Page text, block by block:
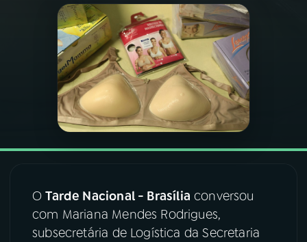
PROGRAMAS
PODCASTS
VIDEOCASTS
08 FESTIVAL DE MÚSICA
OTarde Nacional - Brasília conversou
com Mariana Mendes Rodrigues,
subsecretária de Logística da Secretaria